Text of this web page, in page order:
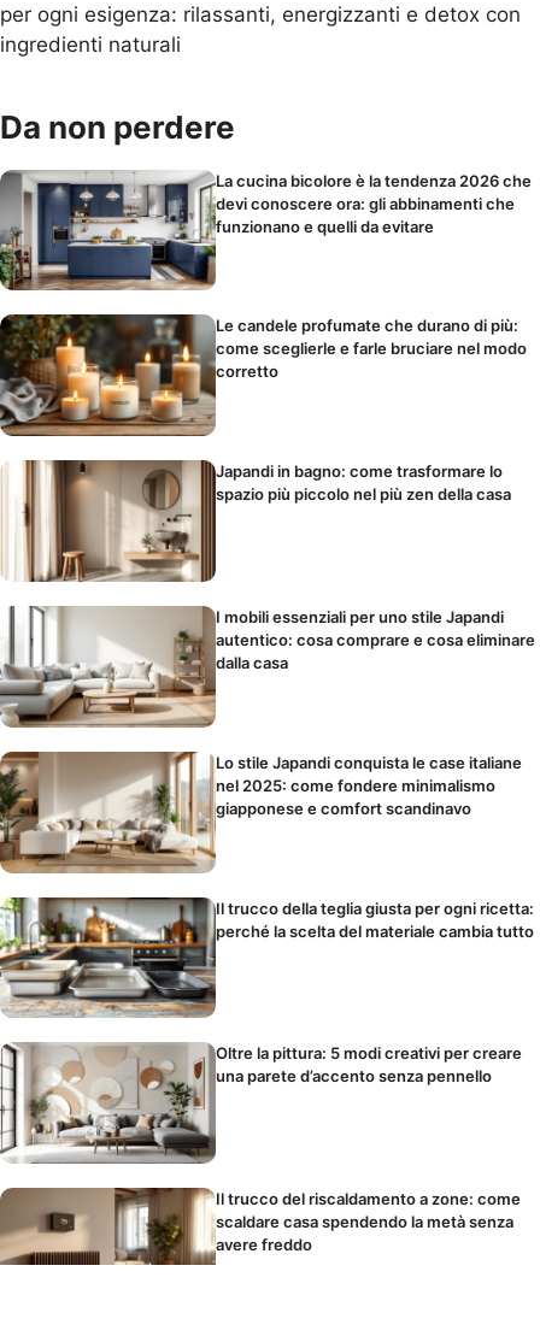
per ogni esigenza: rilassanti, energizzanti e detox con
ingredienti naturali
Da non perdere
La cucina bicolore è la tendenza 2026 che
devi conoscere ora: gli abbinamenti che
funzionano e quelli da evitare
Le candele profumate che durano di più:
come sceglierle e farle bruciare nel modo
corretto
Japandi in bagno: come trasformare lo
spazio più piccolo nel più zen della casa
I mobili essenziali per uno stile Japandi
autentico: cosa comprare e cosa eliminare
dalla casa
Lo stile Japandi conquista le case italiane
nel 2025: come fondere minimalismo
giapponese e comfort scandinavo
Il trucco della teglia giusta per ogni ricetta:
perché la scelta del materiale cambia tutto
Oltre la pittura: 5 modi creativi per creare
una parete d’accento senza pennello
Il trucco del riscaldamento a zone: come
scaldare casa spendendo la metà senza
avere freddo